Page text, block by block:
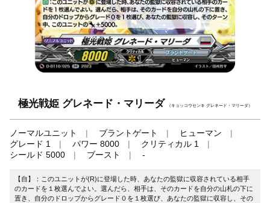
極光戦姫 グレネード・マリーダ （キョッコウセンキ グレネード・マリーダ）
ノーマルユニット ブラントゲート
ヒューマン
グレード 1
パワー 8000
クリティカル 1
シールド 5000
ブースト -
【自】：このユニットが(R)に登場した時、あなたの監獄に収容されている相手
のカードを１枚選んでよい。選んだら、相手は、そのカードを自分の山札の下に
置き、自分のドロップからグレード０を１枚選び、あなたの監獄に収容し、その